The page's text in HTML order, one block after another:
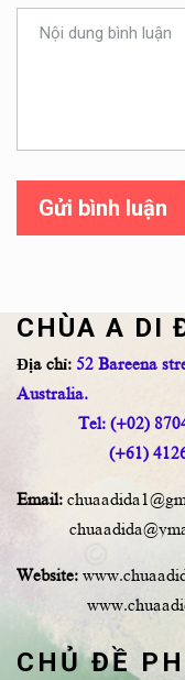
Gửi bình luận
CHÙA A DI
Địa chỉ: 52 Bareena
Australia.
Tel: (+02)
(+61)
Email:
Website:
CHỦ ĐỀ